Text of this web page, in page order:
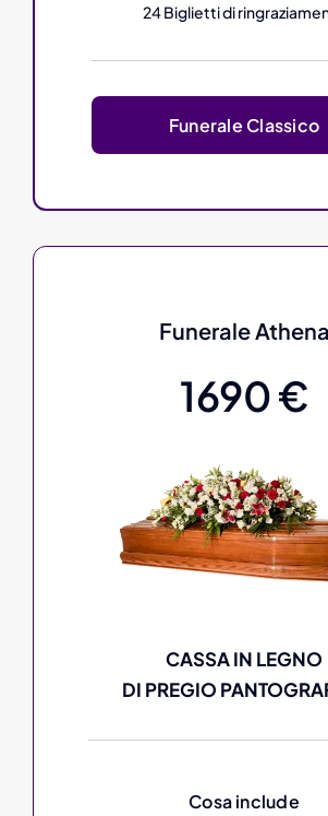
24 Biglietti di
Funerale Classico
Funerale Athena
1690 €
CASSA IN LEGNO
DI PREGIO
Cosa include